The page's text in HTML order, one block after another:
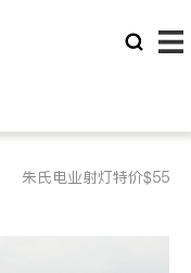
朱氏电业射灯特价$55